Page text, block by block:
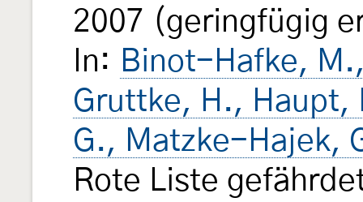
2007 (geringfügig
In: Binot-Hafke,
Gruttke, H., Haupt,
G., Matzke-Hajek,
Rote Liste